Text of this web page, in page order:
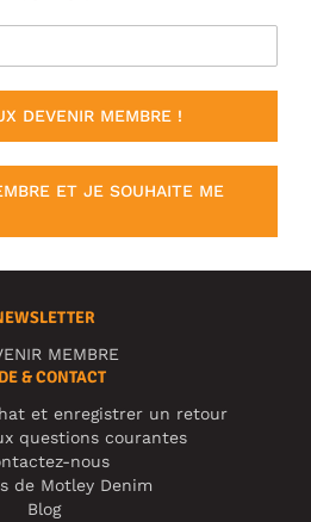
DEVENIR MEMBRE !
ET JE SOUHAITE ME
MEMBRE
& CONTACT
et enregistrer un retour
questions courantes
nous
de Motley Denim
Blog